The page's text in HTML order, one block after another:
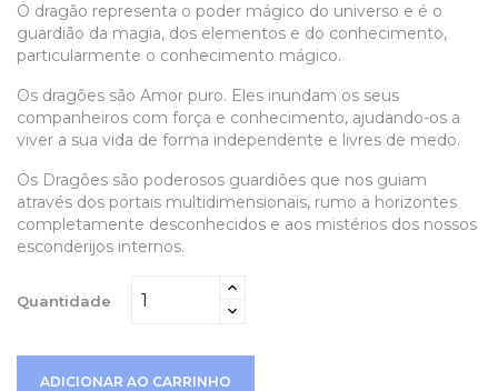
O dragão representa o poder mágico do universo e é o
guardião da magia, dos elementos e do conhecimento,
particularmente o conhecimento mágico.
Os dragões são Amor puro. Eles inundam os seus
companheiros com força e conhecimento, ajudando-os a
viver a sua vida de forma independente e livres de medo.
Os Dragões são poderosos guardiões que nos guiam
através dos portais multidimensionais, rumo a horizontes
completamente desconhecidos e aos mistérios dos nossos
esconderijos internos.
Quantidade
ADICIONAR AO CARRINHO